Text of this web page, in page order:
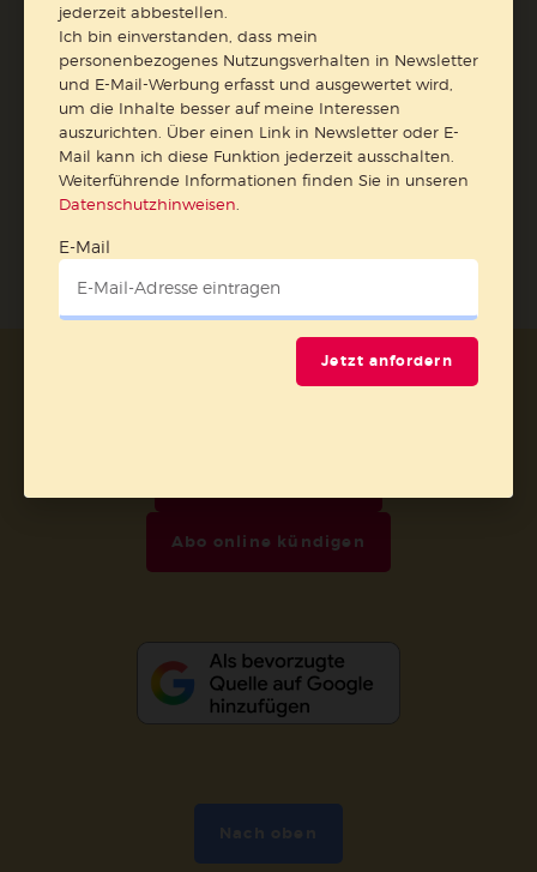
Datenschutzhinweisen.
E-Mail
Jetzt anmelden
Abo online kündigen
jederzeit abbestellen.
Ich bin einverstanden, dass mein
personenbezogenes Nutzungsverhalten in Newsletter
und E-Mail-Werbung erfasst und ausgewertet wird,
um die Inhalte besser auf meine Interessen
auszurichten. Über einen Link in Newsletter oder E-
Mail kann ich diese Funktion jederzeit ausschalten.
Weiterführende Informationen finden Sie in unseren
Datenschutzhinweisen
E-Mail
Jetzt anfordern